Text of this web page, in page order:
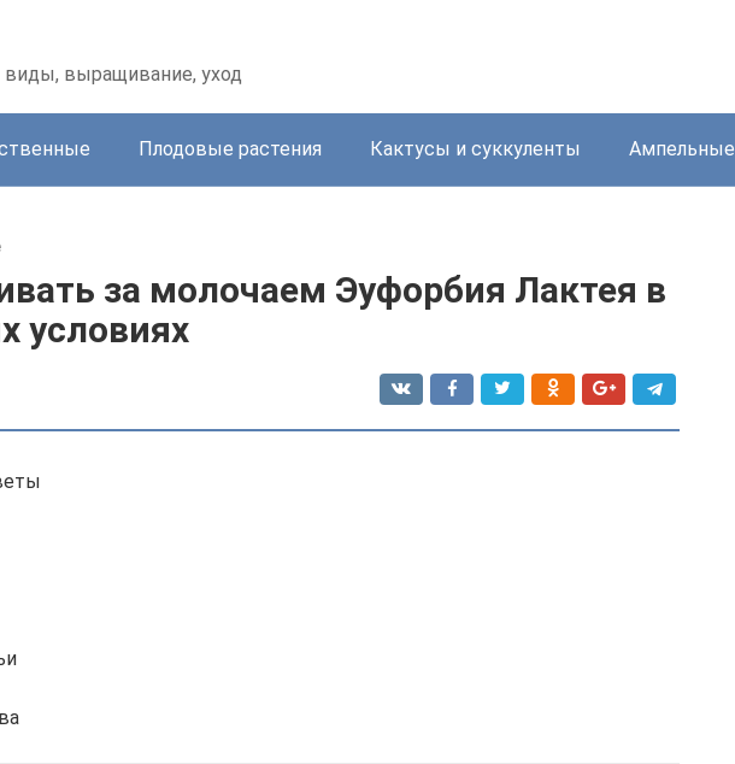
виды, выращивание, уход
Плодовые растения Кактусы и суккуленты Ампельные
за молочаем Эуфорбия Лактея в
условиях